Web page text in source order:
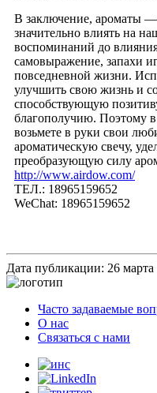
В заключение, ароматы —
значительно влиять на
воспоминаний до
самовыражение, запахи
повседневной жизни.
улучшить свою жизнь и
способствующую
благополучию. Поэтому
возьмете в руки свои
ароматическую свечу,
преобразующую силу
http://www.airdow.com/
ТЕЛ.: 18965159652
WeChat: 18965159652
Дата публикации: 26 марта
Часто задаваемые
О нас
Связаться с нами